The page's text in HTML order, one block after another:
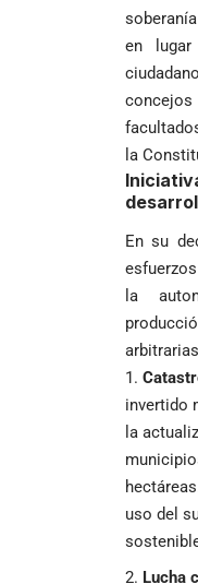
en
la
En su
la
invertido
la
uso del
Lucha
Falleció el padre
Humberto de
Jesús Hincapié
sacerdote de la
Diócesis de
Girardota,
de Yolombo
lo
la
LA POLICRISIS
COMO HERENCIA